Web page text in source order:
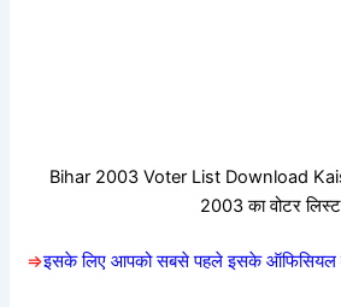
Bihar 2003 Voter List Download
2003 का वोटर लिस्ट
=>इसके लिए आपको सबसे पहले इसके ऑफिसियल